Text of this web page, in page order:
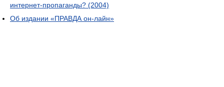
интернет-пропаганды? (2004)
Об издании «ПРАВДА он-лайн»